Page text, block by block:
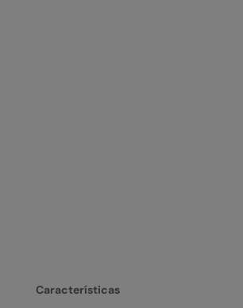
Características